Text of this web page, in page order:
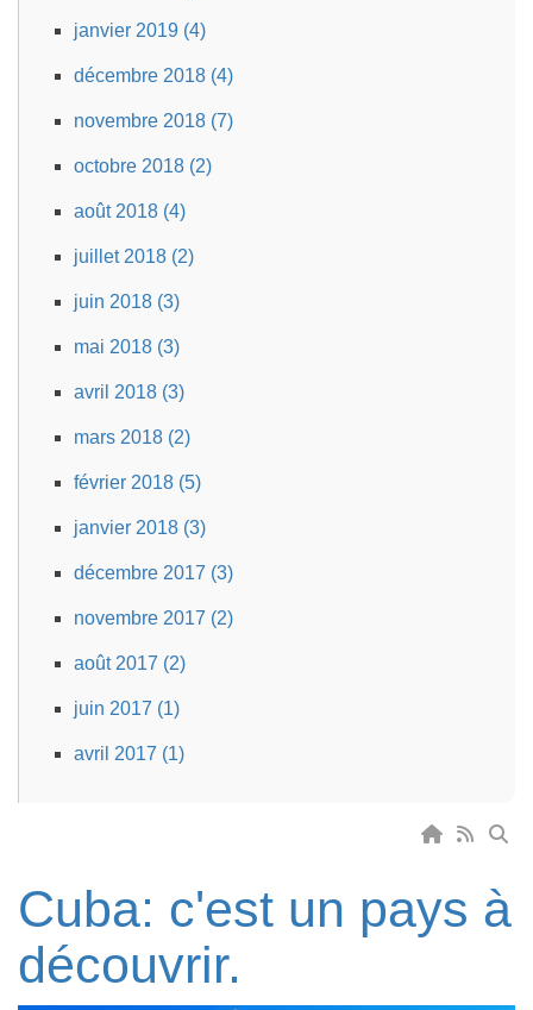
janvier 2019 (4)
décembre 2018 (4)
novembre 2018 (7)
octobre 2018 (2)
août 2018 (4)
juillet 2018 (2)
juin 2018 (3)
mai 2018 (3)
avril 2018 (3)
mars 2018 (2)
février 2018 (5)
janvier 2018 (3)
décembre 2017 (3)
novembre 2017 (2)
août 2017 (2)
juin 2017 (1)
avril 2017 (1)
Cuba: c'est un pays à
découvrir.